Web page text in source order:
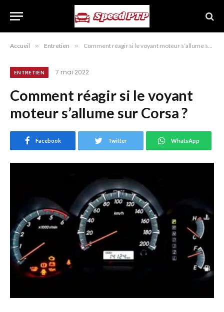
Accueil » Entretien » Comment réagir si le voyant moteur s’allume sur Corsa ?
ENTRETIEN 7 mai 2022
Comment réagir si le voyant
moteur s’allume sur Corsa ?
Facebook Twitter WhatsApp